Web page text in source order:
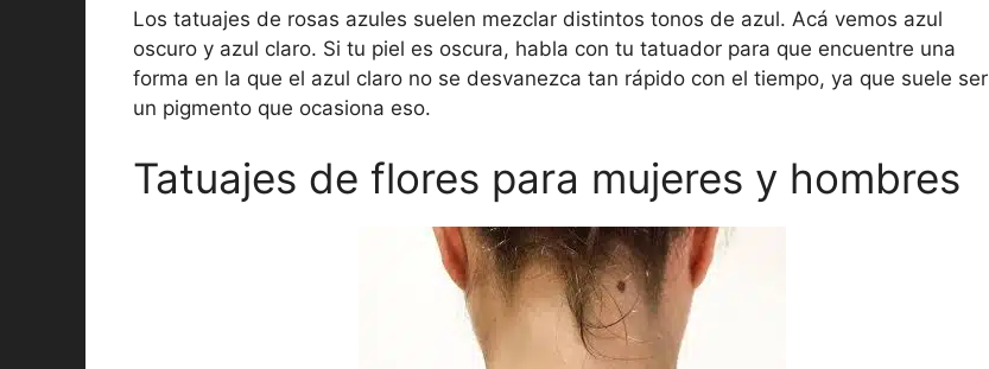
Los tatuajes de rosas azules suelen mezclar distintos tonos de azul. Acá vemos azul
oscuro y azul claro. Si tu piel es oscura, habla con tu tatuador para que encuentre una
forma en la que el azul claro no se desvanezca tan rápido con el tiempo, ya que suele ser
un pigmento que ocasiona eso.
Tatuajes de flores para mujeres y hombres